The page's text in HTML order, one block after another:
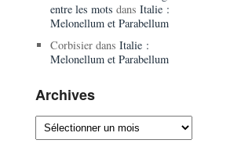
entre les mots dans Italie :
Melonellum et Parabellum
Corbisierdans Italie :
Melonellum et Parabellum
Archives
Archives